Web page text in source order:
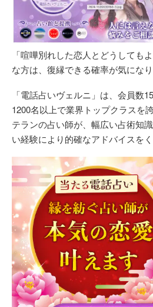
「喧嘩別れした恋人とどうしても
な方は、復縁できる確率が気になり
「電話占いヴェルニ」は、会員数
1200名以上で業界トップクラスを
テランの占い師が、幅広い占術知
い経験により的確なアドバイスをく